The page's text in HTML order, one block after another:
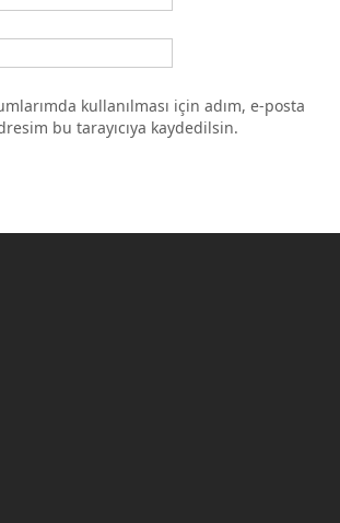
kullanılması için adım, e-posta
bu tarayıcıya kaydedilsin.